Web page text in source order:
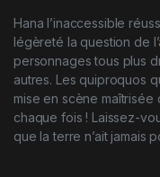
Hana l’inaccessible
légèreté la question de
personnages tous plus
autres. Les quiproquos
mise en scène
chaque fois ! Laissez-
que la terre n’ait jamais